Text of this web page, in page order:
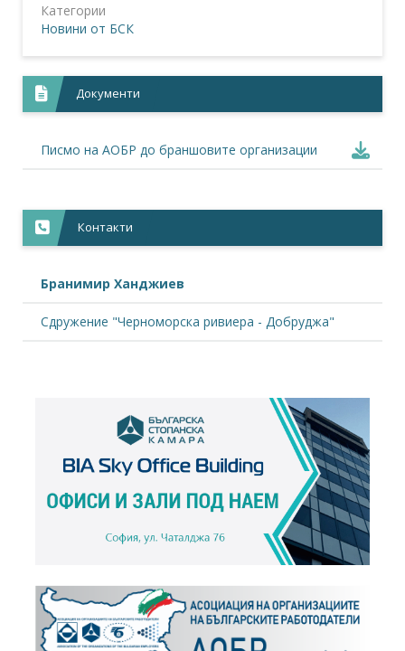
Категории
Новини от БСК
Документи
Писмо на АОБР до браншовите организации
Контакти
Бранимир Ханджиев
Сдружение "Черноморска ривиера - Добруджа"